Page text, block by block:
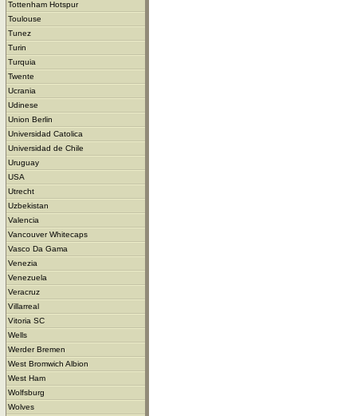
Tottenham Hotspur
Toulouse
Tunez
Turin
Turquia
Twente
Ucrania
Udinese
Union Berlin
Universidad Catolica
Universidad de Chile
Uruguay
USA
Utrecht
Uzbekistan
Valencia
Vancouver Whitecaps
Vasco Da Gama
Venezia
Venezuela
Veracruz
Villarreal
Vitoria SC
Wells
Werder Bremen
West Bromwich Albion
West Ham
Wolfsburg
Wolves